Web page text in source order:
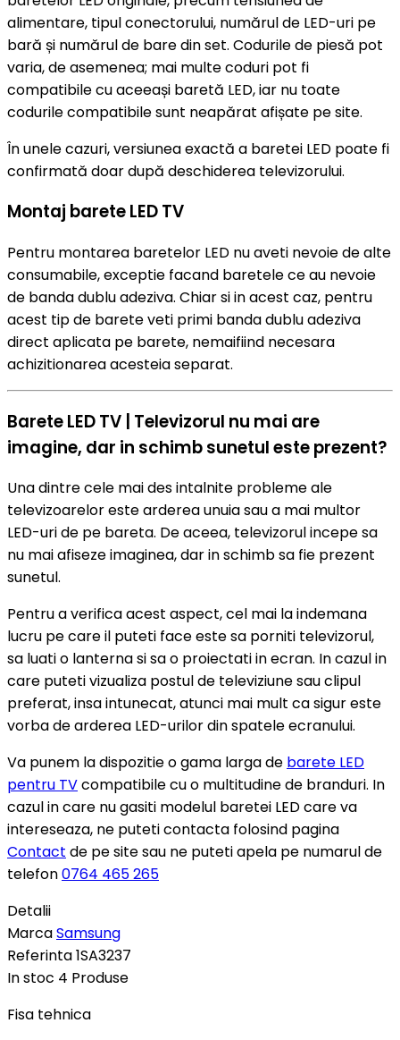
alimentare, tipul conectorului, numărul de LED-uri pe
bară și numărul de bare din set. Codurile de piesă pot
varia, de asemenea; mai multe coduri pot fi
compatibile cu aceeași baretă LED, iar nu toate
codurile compatibile sunt neapărat afișate pe site.
În unele cazuri, versiunea exactă a baretei LED poate fi
confirmată doar după deschiderea televizorului.
Montaj barete LED TV
Pentru montarea baretelor LED nu aveti nevoie de alte
consumabile, exceptie facand baretele ce au nevoie
de banda dublu adeziva. Chiar si in acest caz, pentru
acest tip de barete veti primi banda dublu adeziva
direct aplicata pe barete, nemaifiind necesara
achizitionarea acesteia separat.
Barete LED TV | Televizorul nu mai are
imagine, dar in schimb sunetul este prezent?
Una dintre cele mai des intalnite probleme ale
televizoarelor este arderea unuia sau a mai multor
LED-uri de pe bareta. De aceea, televizorul incepe sa
nu mai afiseze imaginea, dar in schimb sa fie prezent
sunetul.
Pentru a verifica acest aspect, cel mai la indemana
lucru pe care il puteti face este sa porniti televizorul,
sa luati o lanterna si sa o proiectati in ecran. In cazul in
care puteti vizualiza postul de televiziune sau clipul
preferat, insa intunecat, atunci mai mult ca sigur este
vorba de arderea LED-urilor din spatele ecranului.
Va punem la dispozitie o gama larga de barete LED
pentru TVcompatibile cu o multitudine de branduri. In
cazul in care nu gasiti modelul baretei LED care va
intereseaza, ne puteti contacta folosind pagina
Contact de pe site sau ne puteti apela pe numarul de
telefon0764 465 265
Detalii
MarcaSamsung
Referinta1SA3237
In stoc 4 Produse
Fisa tehnica